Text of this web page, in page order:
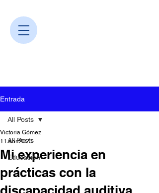
Entrada
All Posts
Educación
All Posts
Mi experiencia en
prácticas con la
Victoria Gómez
11 abr 2023